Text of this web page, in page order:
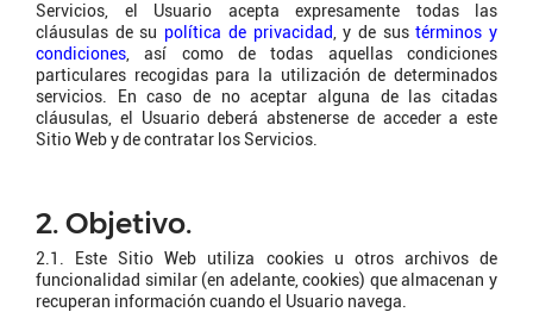
Servicios, el Usuario acepta expresamente todas las
cláusulas de su política de privacidad , y de sustérminos y
condiciones , así como de todas aquellas condiciones
particulares recogidas para la utilización de determinados
servicios. En caso de no aceptar alguna de las citadas
cláusulas, el Usuario deberá abstenerse de acceder a este
Sitio Web y de contratar los Servicios.
2. Objetivo.
2.1. Este Sitio Web utiliza cookies u otros archivos de
funcionalidad similar (en adelante, cookies) que almacenan y
recuperan información cuando el Usuario navega.